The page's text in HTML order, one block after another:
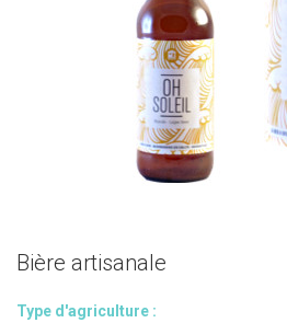
Bière artisanale
Type d'agriculture :